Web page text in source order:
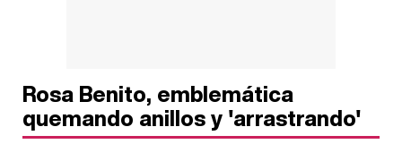
Rosa Benito, emblemática
quemando anillos y 'arrastrando'